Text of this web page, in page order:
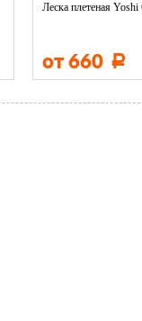
Леска плетеная
от 660 Р